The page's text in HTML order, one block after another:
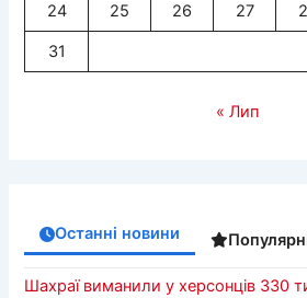
24 25 26 27
31
« Лип
Останні новини
Шахраї виманили у херсонців 330